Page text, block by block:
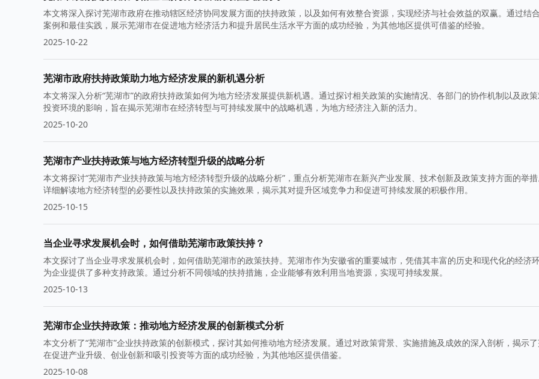
本文将深入探讨芜湖市政府在推动辖区经济协同发展方面的扶持政策，以及如何有效整合资源，实现经济与社会效益的双赢。通过结
案例和最佳实践，展示芜湖市在促进地方经济活力和提升居民生活水平方面的成功经验，为其他地区提供可借鉴的经验。
2025-10-22
芜湖市政府扶持政策助力地方经济发展的新机遇分析
本文将深入分析“芜湖市”的政府扶持政策如何为地方经济发展提供新机遇。通过探讨相关政策的实施情况、各部门的协作机制以及政
投资环境的影响，旨在揭示芜湖市在经济转型与可持续发展中的战略机遇，为地方经济注入新的活力。
2025-10-20
芜湖市产业扶持政策与地方经济转型升级的战略分析
本文将探讨“芜湖市产业扶持政策与地方经济转型升级的战略分析”，重点分析芜湖市在新兴产业发展、技术创新及政策支持方面的举
详细解读地方经济转型的必要性以及扶持政策的实施效果，揭示其对提升区域竞争力和促进可持续发展的积极作用。
2025-10-15
当企业寻求发展机会时，如何借助芜湖市政策扶持？
本文探讨了当企业寻求发展机会时，如何借助芜湖市的政策扶持。芜湖市作为安徽省的重要城市，凭借其丰富的历史和现代化的经济环
为企业提供了多种支持政策。通过分析不同领域的扶持措施，企业能够有效利用当地资源，实现可持续发展。
2025-10-13
芜湖市企业扶持政策：推动地方经济发展的创新模式分析
本文分析了“芜湖市”企业扶持政策的创新模式，探讨其如何推动地方经济发展。通过对政策背景、实施措施及成效的深入剖析，揭示
在促进产业升级、创业创新和吸引投资等方面的成功经验，为其他地区提供借鉴。
2025-10-08